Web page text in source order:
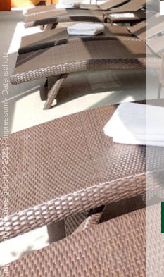
mp moving-pictures gmbh © 2021
/
Impressum
-
Datenschutz